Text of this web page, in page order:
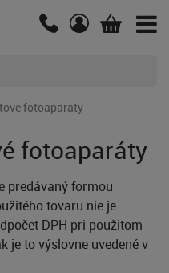
fotoaparáty
fotoaparáty
predávaný formou
tovaru nie je
DPH pri použitom
je to výslovne uvedené v